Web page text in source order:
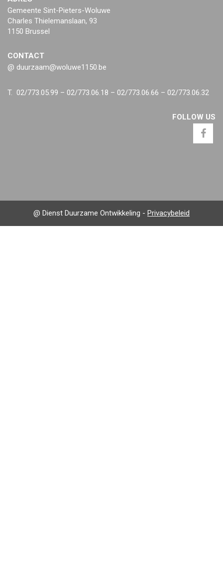
Gemeente Sint-Pieters-Woluwe
Charles Thielemanslaan, 93
1150 Brussel
CONTACT
@ duurzaam@woluwe1150.be
T. 02/773.05.99 – 02/773.06.18 – 02/773.06.66 – 02/773.06.32
FOLLOW US
@ Dienst Duurzame Ontwikkeling - Privacybeleid